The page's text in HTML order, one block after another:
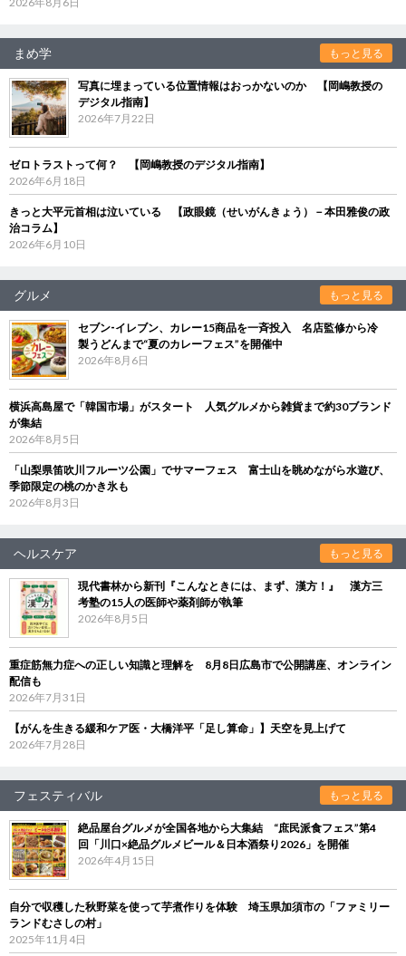
まめ学 もっと見る
写真に埋まっている位置情報はおっかないのか 【岡嶋教授の
デジタル指南】
2026年7月22日
ゼロトラストって何？ 【岡嶋教授のデジタル指南】
2026年6月18日
きっと大平元首相は泣いている 【政眼鏡（せいがんきょう）－本田雅俊の政
治コラム】
2026年6月10日
グルメ もっと見る
セブン‐イレブン、カレー15商品を一斉投入 名店監修から冷
製うどんまで“夏のカレーフェス”を開催中
2026年8月6日
横浜高島屋で「韓国市場」がスタート 人気グルメから雑貨まで約30ブランド
が集結
2026年8月5日
「山梨県笛吹川フルーツ公園」でサマーフェス 富士山を眺めながら水遊び、
季節限定の桃のかき氷も
2026年8月3日
ヘルスケア もっと見る
現代書林から新刊『こんなときには、まず、漢方！』 漢方三
考塾の15人の医師や薬剤師が執筆
2026年8月5日
重症筋無力症への正しい知識と理解を 8月8日広島市で公開講座、オンライン
配信も
2026年7月31日
【がんを生きる緩和ケア医・大橋洋平「足し算命」】天空を見上げて
2026年7月28日
フェスティバル もっと見る
絶品屋台グルメが全国各地から大集結 “庶民派食フェス”第4
回「川口×絶品グルメビール＆日本酒祭り2026」を開催
2026年4月15日
自分で収穫した秋野菜を使って芋煮作りを体験 埼玉県加須市の「ファミリー
ランドむさしの村」
2025年11月4日